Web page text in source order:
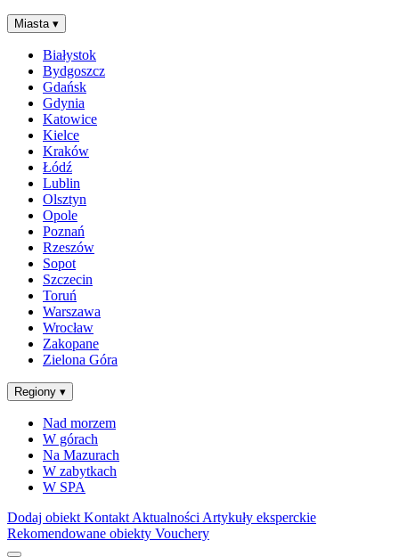
Miasta ▾
Białystok
Bydgoszcz
Gdańsk
Gdynia
Katowice
Kielce
Kraków
Łódź
Lublin
Olsztyn
Opole
Poznań
Rzeszów
Sopot
Szczecin
Toruń
Warszawa
Wrocław
Zakopane
Zielona Góra
Regiony ▾
Nad morzem
W górach
Na Mazurach
W zabytkach
W SPA
Dodaj obiekt Kontakt Aktualności Artykuły eksperckie
Rekomendowane obiekty Vouchery